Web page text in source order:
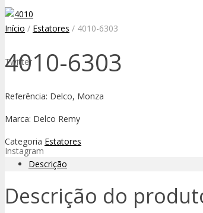
Twitter
Instagram
Início / Estatores / 4010-6303
4010-6303
Referência: Delco, Monza
Marca: Delco Remy
Categoria Estatores
Descrição
Descrição do